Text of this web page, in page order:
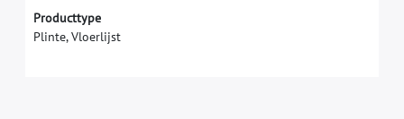
Producttype
Plinte, Vloerlijst